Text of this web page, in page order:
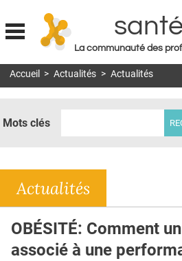
Jump to
La communauté des
MON COMPTE
DOSSIERS
RÉSEAUX
E-REVUE SAD
Accueil > Actualités > Actualités
Mots clés
Actualités
OBÉSITÉ: Comment
associé à une